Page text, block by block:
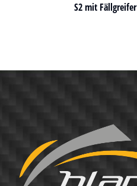
S2 mit Fällgreifer